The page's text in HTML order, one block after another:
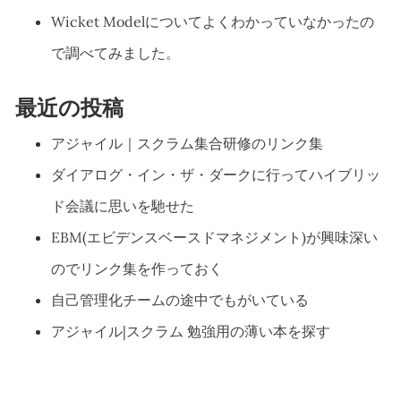
Wicket Modelについてよくわかっていなかったの
で調べてみました。
最近の投稿
アジャイル｜スクラム集合研修のリンク集
ダイアログ・イン・ザ・ダークに行ってハイブリッ
ド会議に思いを馳せた
EBM(エビデンスベースドマネジメント)が興味深い
のでリンク集を作っておく
自己管理化チームの途中でもがいている
アジャイル|スクラム 勉強用の薄い本を探す